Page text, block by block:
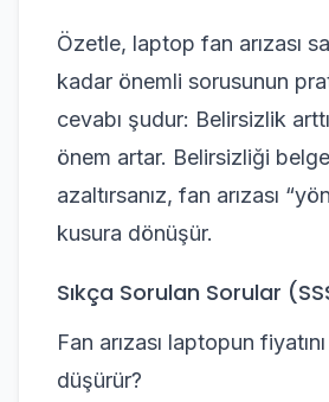
Özetle, laptop fan arızası
kadar önemli sorusunun
cevabı şudur: Belirsizlik
önem artar. Belirsizliği
azaltırsanız, fan arızası
kusura dönüşür.
Sıkça Sorulan Sorular
Fan arızası laptopun
düşürür?